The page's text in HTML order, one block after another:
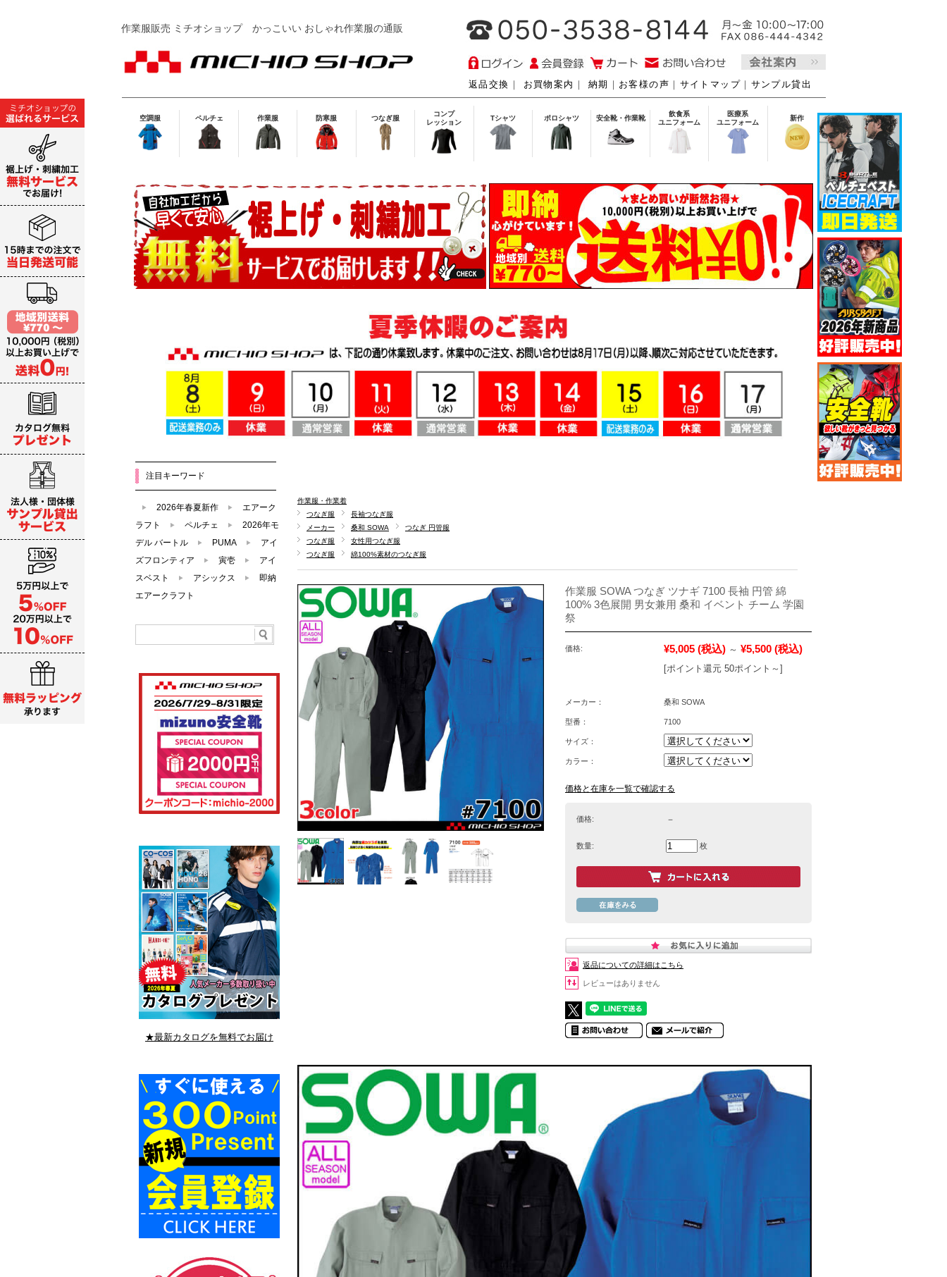
作業服販売 ミチオショップかっこいい おしゃれ作業服の通販
返品交換 ｜ お買物案内 ｜ 納期 ｜ お客様の声 ｜ サイトマップ ｜ サンプル貸出
空調服 ペルチェ 作業服 防寒服 つなぎ服
コンプ
レッション
Tシャツ ポロシャツ 安全靴・作業靴
飲食系
ユニフォーム
医療系
ユニフォーム
新作
作業服・作業着
つなぎ服
長袖つなぎ服
メーカー
桑和 SOWA
つなぎ 円管服
つなぎ服
女性用つなぎ服
つなぎ服
綿100%素材のつなぎ服
作業服 SOWA つなぎ ツナギ 7100 長袖 円管 綿
100% 3色展開 男女兼用 桑和 イベント チーム 学園
祭
価格: ¥5,005 (税込) ～ ¥5,500 (税込)
[ポイント還元 50ポイント～]
メーカー： 桑和 SOWA
型番： 7100
サイズ：
カラー：
価格と在庫を一覧で確認する
価格: －
数量: 枚
返品についての詳細はこちら
レビューはありません
注目キーワード
2026年春夏新作
エアーク
ラフト
ペルチェ
2026年モ
デル バートル
PUMA
アイ
ズフロンティア
寅壱
アイ
スベスト
アシックス
即納
エアークラフト
★最新カタログを無料でお届け